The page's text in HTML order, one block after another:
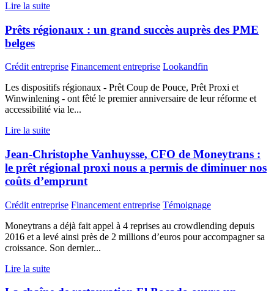
Lire la suite
Prêts régionaux : un grand succès auprès des PME
belges
Crédit entreprise Financement entreprise Lookandfin
Les dispositifs régionaux - Prêt Coup de Pouce, Prêt Proxi et
Winwinlening - ont fêté le premier anniversaire de leur réforme et
accessibilité via le...
Lire la suite
Jean-Christophe Vanhuysse, CFO de Moneytrans :
le prêt régional proxi nous a permis de diminuer nos
coûts d’emprunt
Crédit entreprise Financement entreprise Témoignage
Moneytrans a déjà fait appel à 4 reprises au crowdlending depuis
2016 et a levé ainsi près de 2 millions d’euros pour accompagner sa
croissance. Son dernier...
Lire la suite